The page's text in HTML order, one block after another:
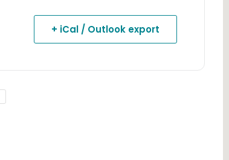
+ iCal / Outlook export